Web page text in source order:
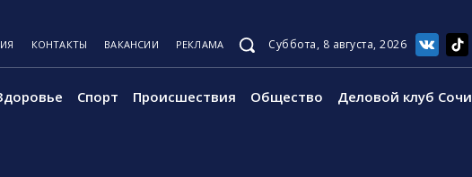
КОНТАКТЫ ВАКАНСИИ РЕКЛАМА Суббота, 8 августа, 2026
Спорт Происшествия Общество Деловой клуб Сочи